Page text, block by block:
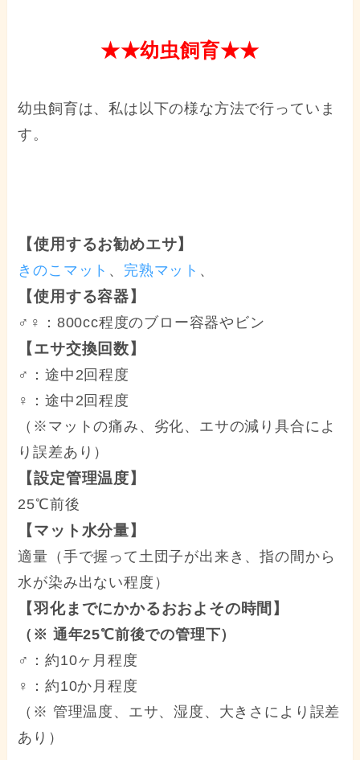
★★幼虫飼育★★
幼虫飼育は、私は以下の様な方法で行っていま
す。
【使用するお勧めエサ】
きのこマット 、 完熟マット 、
【使用する容器】
♂♀：800cc程度のブロー容器やビン
【エサ交換回数】
♂：途中2回程度
♀：途中2回程度
（※マットの痛み、劣化、エサの減り具合によ
り誤差あり）
【設定管理温度】
25℃前後
【マット水分量】
適量（手で握って土団子が出来き、指の間から
水が染み出ない程度）
【羽化までにかかるおおよその時間】
（※ 通年25℃前後での管理下）
♂：約10ヶ月程度
♀：約10か月程度
（※ 管理温度、エサ、湿度、大きさにより誤差
あり）